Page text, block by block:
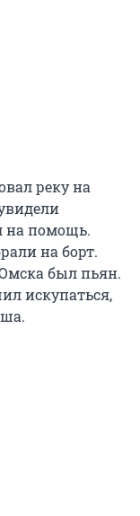
реку на
на помощь.
на борт.
был пьян.
искупаться,